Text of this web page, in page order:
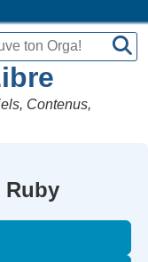
Contenus,
Ruby